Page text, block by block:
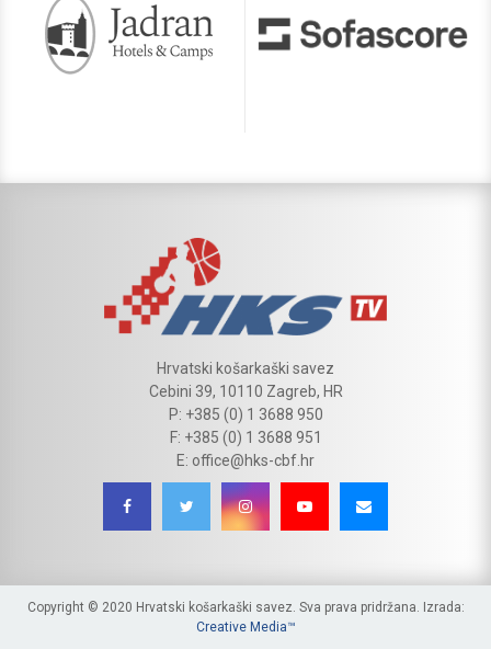
Hrvatski košarkaški savez
Cebini 39, 10110 Zagreb, HR
P: +385 (0) 1 3688 950
F: +385 (0) 1 3688 951
E: office@hks-cbf.hr
Copyright © 2020 Hrvatski košarkaški savez. Sva prava pridržana. Izrada:
Creative Media™